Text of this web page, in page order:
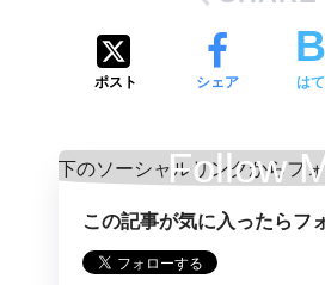
ポスト シェア は
Follow
この記事が気に入ったらフ